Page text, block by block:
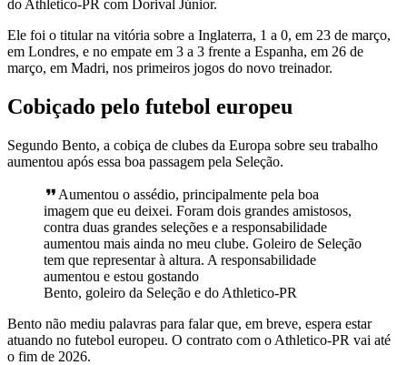
do Athletico-PR com Dorival Júnior.
Ele foi o titular na vitória sobre a Inglaterra, 1 a 0, em 23 de março,
em Londres, e no empate em 3 a 3 frente a Espanha, em 26 de
março, em Madri, nos primeiros jogos do novo treinador.
Cobiçado pelo futebol europeu
Segundo Bento, a cobiça de clubes da Europa sobre seu trabalho
aumentou após essa boa passagem pela Seleção.
Aumentou o assédio, principalmente pela boa
imagem que eu deixei. Foram dois grandes amistosos,
contra duas grandes seleções e a responsabilidade
aumentou mais ainda no meu clube. Goleiro de Seleção
tem que representar à altura. A responsabilidade
aumentou e estou gostando
Bento, goleiro da Seleção e do Athletico-PR
Bento não mediu palavras para falar que, em breve, espera estar
atuando no futebol europeu. O contrato com o Athletico-PR vai até
o fim de 2026.